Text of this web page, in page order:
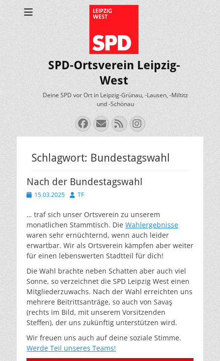
SPD-Ortsverein Leipzig-
West
Deine SPD vor Ort in Leipzig-Grünau, -Lausen, -Miltitz
und -Schönau
Facebook
E-
Mail
FeedInstagram
Schlagwort: Bundestagswahl
Nach der Bundestagswahl
Veröffentlicht
15.03.2025 Autor
TF
… traf sich unser Ortsverein zu unserem
monatlichen Stammtisch. Die Wahlergebnisse
waren sehr ernüchternd, wenn auch leider
erwartbar. Wir als Ortsverein kämpfen aber weiter
für einen lebenswerten Stadtteil für dich!
Die Wahl brachte neben Schatten aber auch viel
Sonne, so verzeichnet die SPD Leipzig West einen
Mitgliederzuwachs. Nach der Wahl erreichten uns
mehrere Beitrittsanträge, so auch von Savaş
(rechts im Bild, mit unserem Vorsitzenden
Steffen), der uns zukünftig unterstützen wird.
Wir freuen uns auch auf deine soziale Stimme.
Werde Teil unseres Teams!